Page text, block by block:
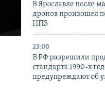
В Ярославле после
дронов произошел
НПЗ
23:00
В РФ разрешили
стандарта 1990-х
предупреждают об